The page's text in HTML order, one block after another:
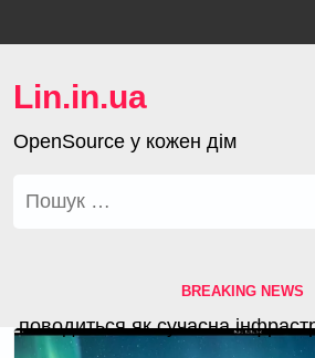
to
Lin.in.ua
OpenSource у кожен дім
Пошук:
BREAKING NEWS
як сучасна